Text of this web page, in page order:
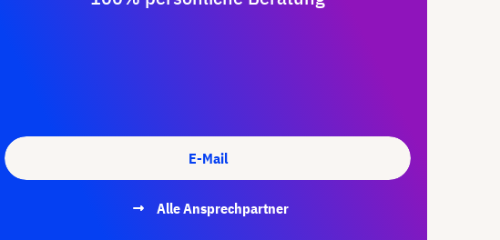
E-Mail
Alle Ansprechpartner